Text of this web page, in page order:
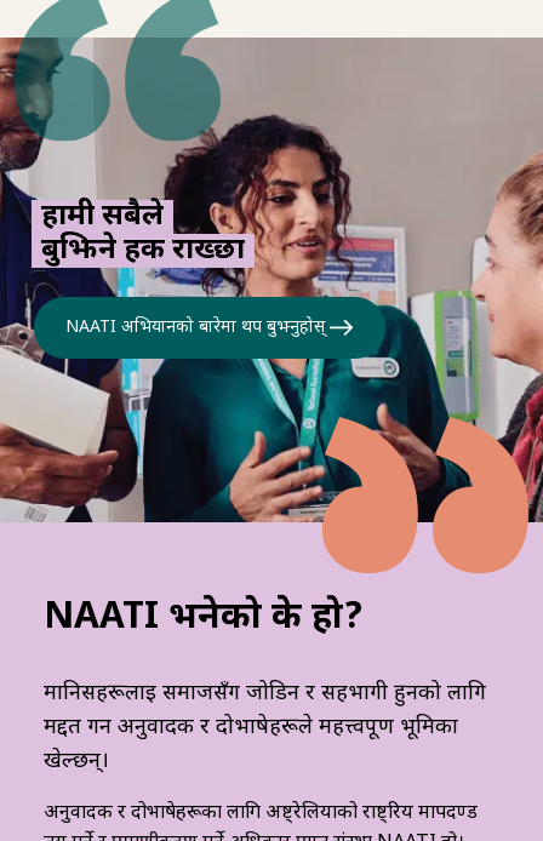
हामी सबैले
बुझिने हक राख्छौं
NAATI अभियानको बारेमा थप बुझ्नुहोस्
NAATI भनेको के हो?
मानिसहरूलाई समाजसँग जोडिन र सहभागी हुनको लागि
मद्दत गर्न अनुवादक र दोभाषेहरूले महत्त्वपूर्ण भूमिका
खेल्छन्।
अनुवादक र दोभाषेहरूका लागि अष्ट्रेलियाको राष्ट्रिय मापदण्ड